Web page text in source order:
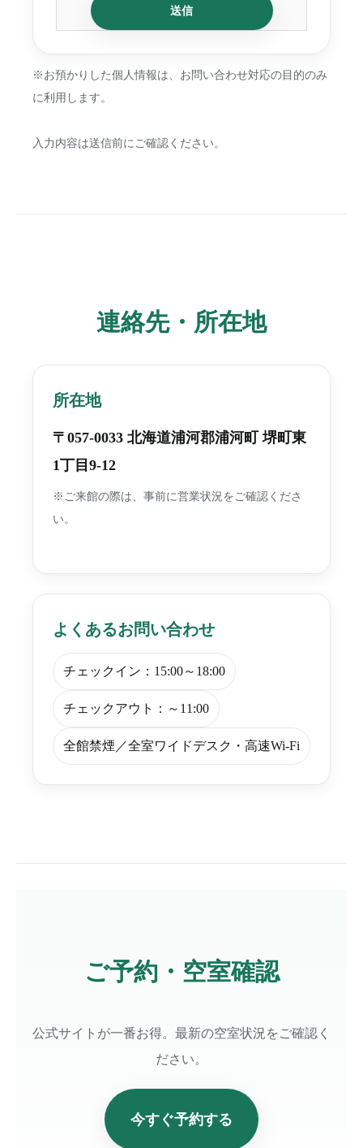
※お預かりした個人情報は、お問い合わせ対応の目的のみ
に利用します。
入力内容は送信前にご確認ください。
連絡先・所在地
所在地
〒057-0033 北海道浦河郡浦河町 堺町東
1丁目9-12
※ご来館の際は、事前に営業状況をご確認くださ
い。
よくあるお問い合わせ
チェックイン：15:00～18:00
チェックアウト：～11:00
全館禁煙／全室ワイドデスク・高速Wi-Fi
ご予約・空室確認
公式サイトが一番お得。最新の空室状況をご確認く
ださい。
今すぐ予約する